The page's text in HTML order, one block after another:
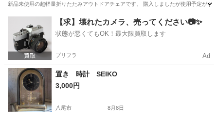
新品未使用の超軽量折りたたみアウトドアチェアです。 購入しましたが使用予定が
河内山本駅 椅子
【求】壊れたカメラ、売ってください📷✨
状態が悪くてもOK！最大限買取します
プリフラ Ad
置き 時計 SEIKO
3,000円
八尾市 8月8日